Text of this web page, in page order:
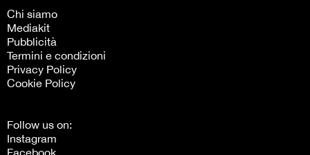
Chi siamo
Mediakit
Pubblicità
Termini e condizioni
Privacy Policy
Cookie Policy
Follow us on:
Instagram
Facebook